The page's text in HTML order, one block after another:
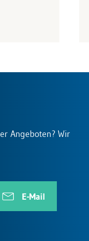
Angeboten? Wir
E-Mail